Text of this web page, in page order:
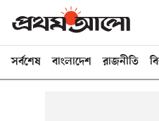
সর্বশেষ বাংলাদেশ রাজনীতি